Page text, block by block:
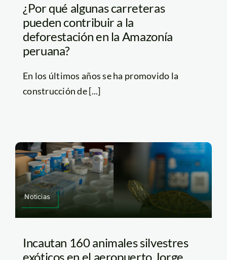
¿Por qué algunas carreteras
pueden contribuir a la
deforestación en la Amazonía
peruana?
En los últimos años se ha promovido la
construcción de [...]
Noticias
Incautan 160 animales silvestres
exóticos en el aeropuerto Jorge